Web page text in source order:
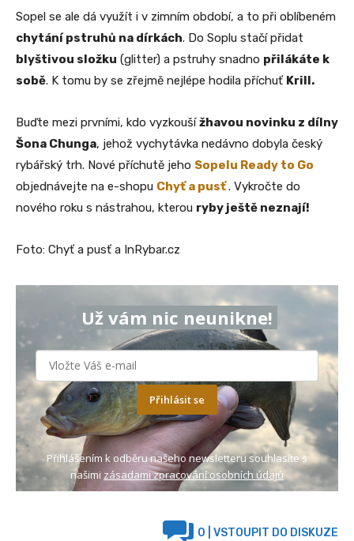
Sopel se ale dá využít i v zimním období, a to při oblíbeném
chytání pstruhů na dírkách. Do Soplu stačí přidat
blyštivou složku (glitter) a pstruhy snadno přilákáte k
sobě. K tomu by se zřejmě nejlépe hodila příchuť Krill.
Buďte mezi prvními, kdo vyzkoušížhavou novinku z dílny
Šona Chunga, jehož vychytávka nedávno dobyla český
rybářský trh. Nové příchutě jeho Sopelu Ready to Go
objednávejte na e-shopu Chyť a pusť. Vykročte do
nového roku s nástrahou, kterou ryby ještě neznají!
Foto: Chyť a pusť a InRybar.cz
Už vám nic neunikne!
Přihlásit se
Přihlášením k odběru našeho newsletteru souhlasíte s
našimi zásadami zpracování osobních údajů
0 | VSTOUPIT DO DISKUZE